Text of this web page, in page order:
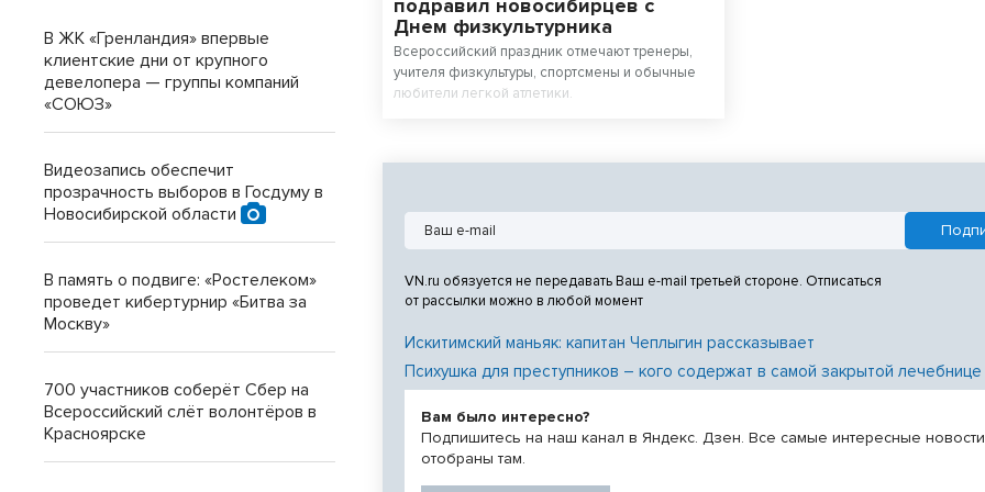
подравил новосибирцев с
Днем физкультурника
Всероссийский праздник отмечают тренеры,
учителя физкультуры, спортсмены и обычные
любители легкой атлетики.
VN.ru обязуется не передавать Ваш e-mail третьей стороне. Отписаться
от рассылки можно в любой момент
Искитимский маньяк: капитан Чеплыгин рассказывает
Психушка для преступников – кого содержат в самой закрытой
Вам было интересно?
Подпишитесь на наш канал в Яндекс. Дзен. Все самые интересные новости
отобраны там.
В ЖК «Гренландия» впервые
клиентские дни от крупного
девелопера — группы компаний
«СОЮЗ»
Видеозапись обеспечит
прозрачность выборов в Госдуму в
Новосибирской области
В память о подвиге: «Ростелеком»
проведет кибертурнир «Битва за
Москву»
700 участников соберёт Сбер на
Всероссийский слёт волонтёров в
Красноярске